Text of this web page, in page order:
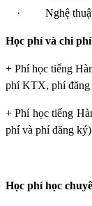
·
Nghệ
Học phí và chi
+ Phí học tiếng
phí KTX, phí đăng
+ Phí học tiếng
phí và phí đăng
Học phí học